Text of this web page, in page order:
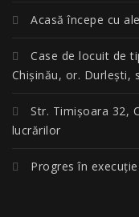
Acasă începe cu
Case de locuit de
Chișinău, or. Durlești,
Str. Timișoara 32,
lucrărilor
Progres în